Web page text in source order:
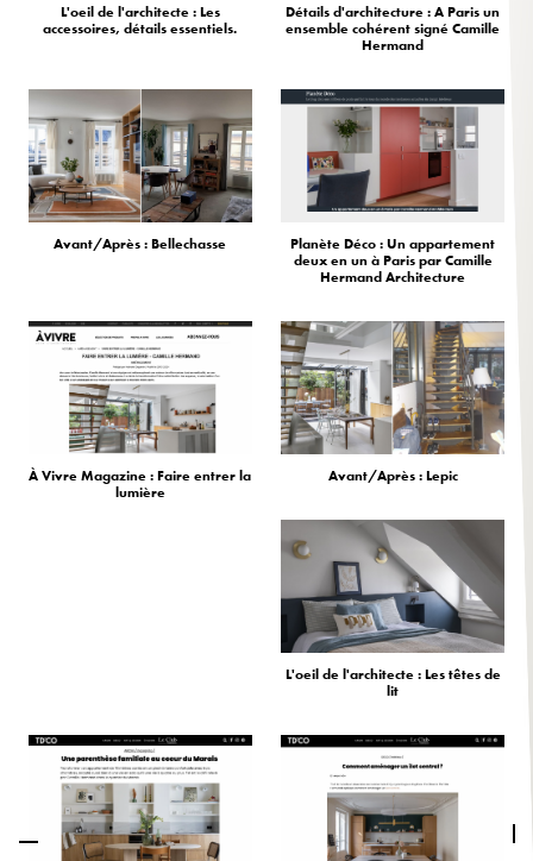
L'oeil de l'architecte : Les
accessoires, détails essentiels.
Détails d'architecture : A Paris un
ensemble cohérent signé Camille
Hermand
Avant/Après : Bellechasse
Planète Déco : Un appartement
deux en un à Paris par Camille
Hermand Architecture
À Vivre Magazine : Faire entrer la
lumière
Avant/Après : Lepic
L'oeil de l'architecte : Les têtes de
lit